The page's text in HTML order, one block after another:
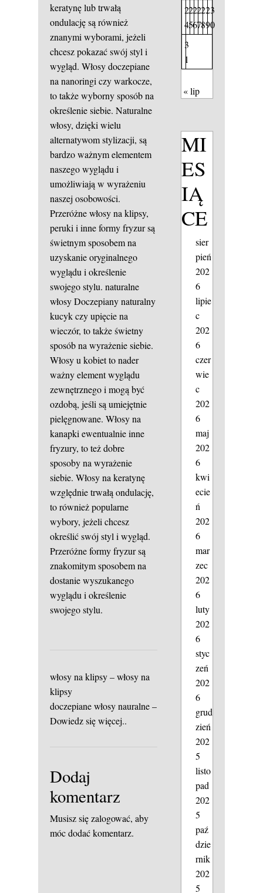
keratynę lub trwałą
ondulację są również
znanymi wyborami, jeżeli
chcesz pokazać swój styl i
wygląd. Włosy doczepiane
na nanoringi czy warkocze,
to także wyborny sposób na
określenie siebie. Naturalne
włosy, dzięki wielu
alternatywom stylizacji, są
bardzo ważnym elementem
naszego wyglądu i
umożliwiają w wyrażeniu
naszej osobowości.
Przeróżne włosy na klipsy,
peruki i inne formy fryzur są
świetnym sposobem na
uzyskanie oryginalnego
wyglądu i określenie
swojego stylu. naturalne
włosyDoczepiany naturalny
kucyk czy upięcie na
wieczór, to także świetny
sposób na wyrażenie siebie.
Włosy u kobiet to nader
ważny element wyglądu
zewnętrznego i mogą być
ozdobą, jeśli są umiejętnie
pielęgnowane. Włosy na
kanapki ewentualnie inne
fryzury, to też dobre
sposoby na wyrażenie
siebie. Włosy na keratynę
względnie trwałą ondulację,
to również popularne
wybory, jeżeli chcesz
określić swój styl i wygląd.
Przeróżne formy fryzur są
znakomitym sposobem na
dostanie wyszukanego
wyglądu i określenie
swojego stylu.
włosy na klipsy – włosy na
klipsy
doczepiane włosy nauralne –
Dowiedz się więcej..
Dodaj
komentarz
Musisz sięzalogować, aby
móc dodać komentarz.
2
4
2
5
2
6
2
7
2
8
2
9
3
0
3
1
« lip
MI
ES
IĄ
CE
sier
pień
202
6
lipie
c
202
6
czer
wie
c
202
6
maj
202
6
kwi
ecie
ń
202
6
mar
zec
202
6
luty
202
6
styc
zeń
202
6
grud
zień
202
5
listo
pad
202
5
paź
dzie
rnik
202
5